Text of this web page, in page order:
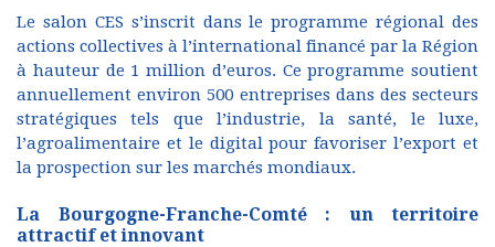
Le salon CES s’inscrit dans le programme régional des
actions collectives à l’international financé par la Région
à hauteur de 1 million d’euros. Ce programme soutient
annuellement environ 500 entreprises dans des secteurs
stratégiques tels que l’industrie, la santé, le luxe,
l’agroalimentaire et le digital pour favoriser l’export et
la prospection sur les marchés mondiaux.
La Bourgogne-Franche-Comté : un territoire
attractif et innovant